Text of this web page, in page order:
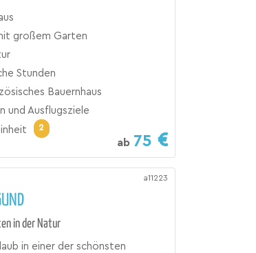
großem Garten
Stunden
Bauernhaus
und Ausflugsziele
2
ab 75
a11223
in der Natur
in einer der schönsten